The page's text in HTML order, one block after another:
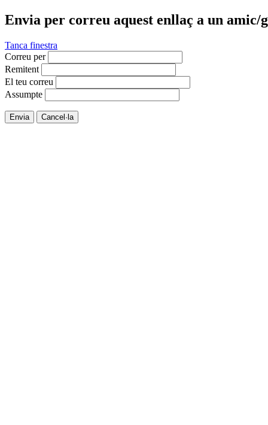
Envia per correu aquest enllaç a un amic/
Tanca finestra
Correu per
Remitent
El teu correu
Assumpte
Envia Cancel·la